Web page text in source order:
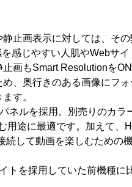
止画表示に対しては、そ
感じやすい人肌やWebサイ
画もSmart Resolutionを
、奥行きのある画像にフ
す。
ネルを採用。別売りのカラ
用途に最適です。加えて、
して動画を楽しむための
トを採用していた前機種に